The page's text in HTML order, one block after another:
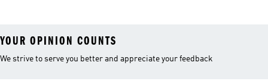
YOUR OPINION COUNTS
We strive to serve you better and appreciate your feedback